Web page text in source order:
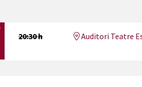
20:30 h Auditori Teatre